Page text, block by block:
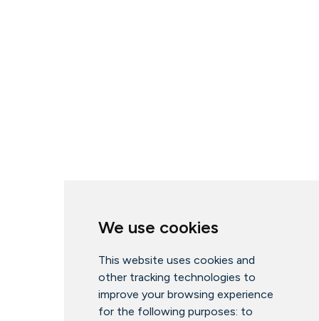
We use cookies
This website uses cookies and
other tracking technologies to
improve your browsing experience
for the following purposes: to